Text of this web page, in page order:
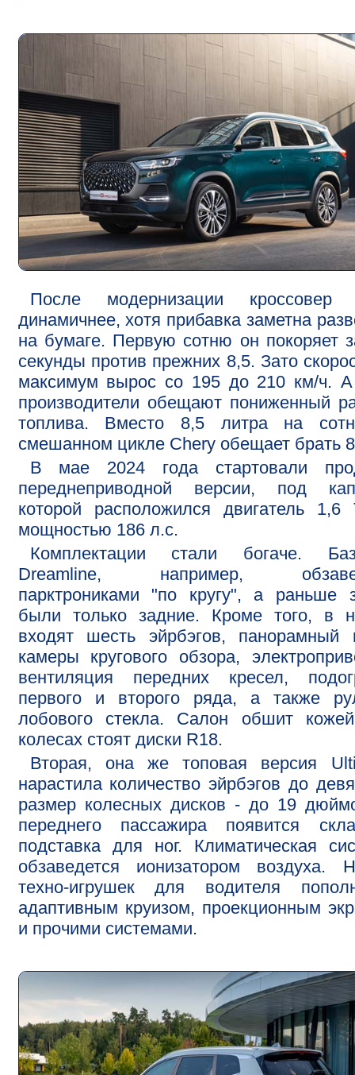
После модернизации кроссовер
динамичнее, хотя прибавка заметна
на бумаге. Первую сотню он покоряет
секунды против прежних 8,5. Зато
максимум вырос со 195 до 210 км/ч.
производители обещают пониженный
топлива. Вместо 8,5 литра на
смешанном цикле Chery обещает брать
В мае 2024 года стартовали
переднеприводной версии, под
которой расположился двигатель 1,6
мощностью 186 л.с.
Комплектации стали богаче.
Dreamline, например,
парктрониками "по кругу", а раньше
были только задние. Кроме того, в
входят шесть эйрбэгов, панорамный
камеры кругового обзора,
вентиляция передних кресел,
первого и второго ряда, а также
лобового стекла. Салон обшит
колесах стоят диски R18.
Вторая, она же топовая версия
нарастила количество эйрбэгов до
размер колесных дисков - до 19
переднего пассажира появится
подставка для ног. Климатическая
обзаведется ионизатором воздуха.
техно-игрушек для водителя
адаптивным круизом, проекционным
и прочими системами.